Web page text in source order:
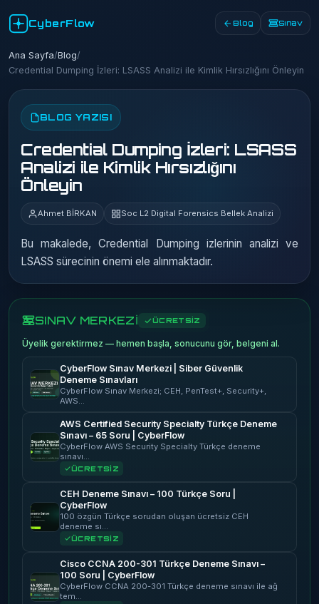
CyberFlow Blog Sınav
Ana Sayfa/Blog/
Credential Dumping İzleri: LSASS Analizi ile Kimlik Hırsızlığını Önleyin
BLOG YAZISI
Credential Dumping İzleri: LSASS
Analizi ile Kimlik Hırsızlığını
Önleyin
Ahmet BİRKAN Soc L2 Digital Forensics Bellek Analizi
Bu makalede, Credential Dumping izlerinin analizi ve
LSASS sürecinin önemi ele alınmaktadır.
SINAV MERKEZİ ÜCRETSİZ
Üyelik gerektirmez — hemen başla, sonucunu gör, belgeni al.
CyberFlow Sınav Merkezi | Siber Güvenlik
Deneme Sınavları
CyberFlow Sınav Merkezi; CEH, PenTest+, Security+,
AWS…
AWS Certified Security Specialty Türkçe Deneme
Sınavı – 65 Soru | CyberFlow
CyberFlow AWS Security Specialty Türkçe deneme
sınavı…
ÜCRETSİZ
CEH Deneme Sınavı – 100 Türkçe Soru |
CyberFlow
100 özgün Türkçe sorudan oluşan ücretsiz CEH
deneme sı…
ÜCRETSİZ
Cisco CCNA 200-301 Türkçe Deneme Sınavı –
100 Soru | CyberFlow
CyberFlow CCNA 200-301 Türkçe deneme sınavı ile ağ
tem…